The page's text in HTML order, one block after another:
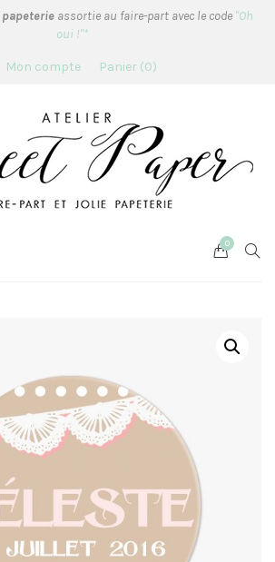
papeterie assortie au faire-part avec le code "Oh
oui !"*
Mon compte Panier 0
Cart
0